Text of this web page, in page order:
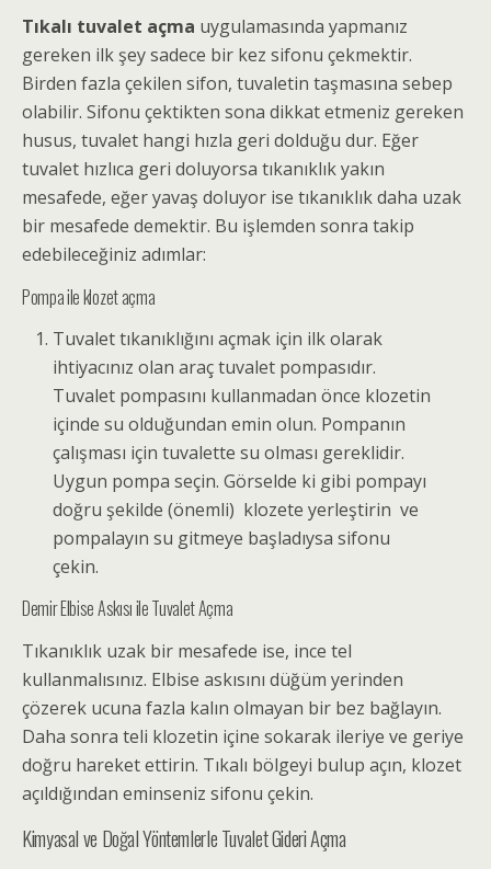
Tıkalı tuvalet açma uygulamasında yapmanız
gereken ilk şey sadece bir kez sifonu çekmektir.
Birden fazla çekilen sifon, tuvaletin taşmasına sebep
olabilir. Sifonu çektikten sona dikkat etmeniz gereken
husus, tuvalet hangi hızla geri dolduğu dur. Eğer
tuvalet hızlıca geri doluyorsa tıkanıklık yakın
mesafede, eğer yavaş doluyor ise tıkanıklık daha uzak
bir mesafede demektir. Bu işlemden sonra takip
edebileceğiniz adımlar:
Pompa ile klozet açma
Tuvalet tıkanıklığını açmak için ilk olarak
ihtiyacınız olan araç tuvalet pompasıdır.
Tuvalet pompasını kullanmadan önce klozetin
içinde su olduğundan emin olun. Pompanın
çalışması için tuvalette su olması gereklidir.
Uygun pompa seçin. Görselde ki gibi pompayı
doğru şekilde (önemli) klozete yerleştirin ve
pompalayın su gitmeye başladıysa sifonu
çekin.
Demir Elbise Askısı ile Tuvalet Açma
Tıkanıklık uzak bir mesafede ise, ince tel
kullanmalısınız. Elbise askısını düğüm yerinden
çözerek ucuna fazla kalın olmayan bir bez bağlayın.
Daha sonra teli klozetin içine sokarak ileriye ve geriye
doğru hareket ettirin. Tıkalı bölgeyi bulup açın, klozet
açıldığından eminseniz sifonu çekin.
Kimyasal ve Doğal Yöntemlerle Tuvalet Gideri Açma